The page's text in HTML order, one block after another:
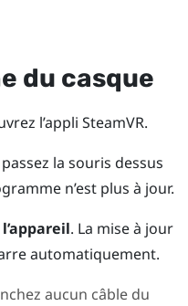
du casque
l’appli SteamVR.
la souris dessus
n’est plus à jour.
. La mise à jour
automatiquement.
aucun câble du